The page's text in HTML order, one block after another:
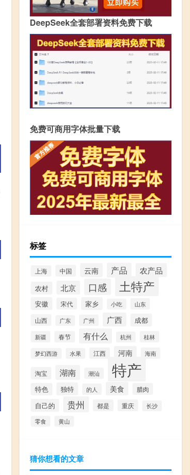
DeepSeek全套部署资料免费下载
免费可商用字体批量下载
标签
上海 中国 云南 产品 农产品
农村 北京 口感 土特产
安徽 宋代 家乡 小吃 山东
山西 广东 广州 广西 成都
新疆 春节 有什么 杭州 桂林
梦幻西游 水果 江西 河南 海南
淘宝 湖南 潮汕 特产
特色 独特 的人 美食 腊肉
自己的 贵州 都是 重庆
长沙
零食
黄山
猜你想看的文章